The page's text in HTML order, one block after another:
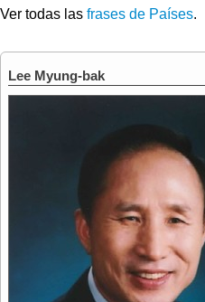
Ver todas las frases de Países.
Lee Myung-bak